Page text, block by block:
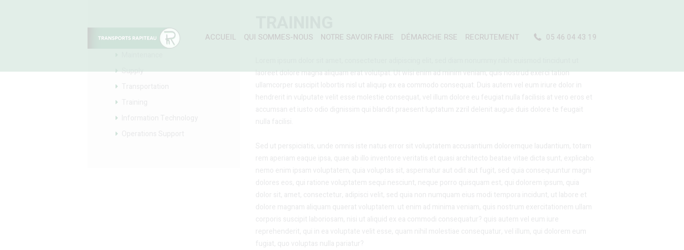
ACCUEIL QUI SOMMES-NOUS NOTRE SAVOIR FAIRE DÉMARCHE RSE RECRUTEMENT 05 46 04 43 19
laoreet dolore magna aliquam erat volutpat. Ut wisi enim ad minim veniam, quis nostrud exerci tation
ullamcorper suscipit lobortis nisl ut aliquip ex ea commodo consequat. Duis autem vel eum iriure dolor in
hendrerit in vulputate velit esse molestie consequat, vel illum dolore eu feugiat nulla facilisis at vero eros et
accumsan et iusto odio dignissim qui blandit praesent luptatum zzril delenit augue duis dolore te feugait
nulla facilisi.
Sed ut perspiciatis, unde omnis iste natus error sit voluptatem accusantium doloremque laudantium, totam
rem aperiam eaque ipsa, quae ab illo inventore veritatis et quasi architecto beatae vitae dicta sunt, explicabo.
nemo enim ipsam voluptatem, quia voluptas sit, aspernatur aut odit aut fugit, sed quia consequuntur magni
dolores eos, qui ratione voluptatem sequi nesciunt, neque porro quisquam est, qui dolorem ipsum, quia
dolor sit, amet, consectetur, adipisci velit, sed quia non numquam eius modi tempora incidunt, ut labore et
dolore magnam aliquam quaerat voluptatem. ut enim ad minima veniam, quis nostrum exercitationem ullam
corporis suscipit laboriosam, nisi ut aliquid ex ea commodi consequatur? quis autem vel eum iure
reprehenderit, qui in ea voluptate velit esse, quam nihil molestiae consequatur, vel illum, qui dolorem eum
fugiat, quo voluptas nulla pariatur?
Categories
Supply